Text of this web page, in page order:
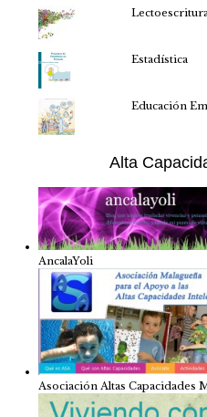
Lectoescritura
Estadística
Educación
Alta
AncalaYoli
Asociación Altas Capacidades